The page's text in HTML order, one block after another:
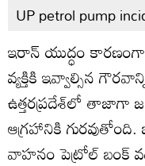
UP petrol pump
ఇరాన్ యుద్ధం
వ్యక్తికి ఇవ్వాల్సిన
ఉత్తరప్రదేశ్‌లో తాజాగా
ఆగ్రహానికి గురవుతోంది.
వాహనం పెట్రోల్ బంక్